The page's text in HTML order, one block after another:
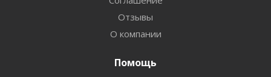
Отзывы
О компании
Помощь